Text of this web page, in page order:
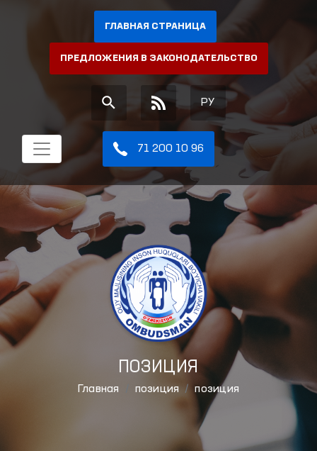
ГЛАВНАЯ СТРАНИЦА
ПРЕДЛОЖЕНИЯ В ЗАКОНОДАТЕЛЬСТВО
РУ
71 200 10 96
ПОЗИЦИЯ
Главная позиция позиция